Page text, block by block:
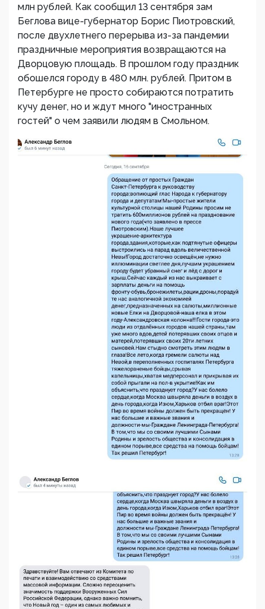
млн рублей. Как сообщил 13 сентября зам
Беглова вице-губернатор Борис Пиотровский,
после двухлетнего перерыва из-за пандемии
праздничные мероприятия возвращаются на
Дворцовую площадь. В прошлом году праздник
обошелся городу в 480 млн. рублей. Притом в
Петербурге не просто собираются потратить
кучу денег, но и ждут много "иностранных
гостей" о чем заявили людям в Смольном.